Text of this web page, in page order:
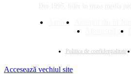
Arhivă
Abonează-te
Politica de confidenţialitate
Accesează vechiul site